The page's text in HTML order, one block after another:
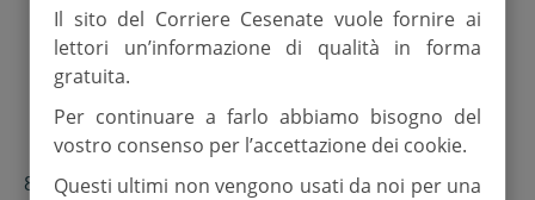
8 Settembre 2025
Il sito del Corriere Cesenate vuole fornire ai
lettori un’informazione di qualità in forma
gratuita.
Per continuare a farlo abbiamo bisogno del
vostro consenso per l’accettazione dei cookie.
Questi ultimi non vengono usati da noi per una